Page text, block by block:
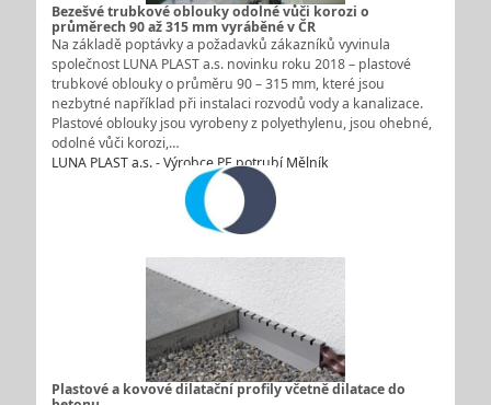
Bezešvé trubkové oblouky odolné vůči korozi o
průměrech 90 až 315 mm vyráběné v ČR
Na základě poptávky a požadavků zákazníků vyvinula
společnost LUNA PLAST a.s. novinku roku 2018 – plastové
trubkové oblouky o průměru 90 – 315 mm, které jsou
nezbytné například při instalaci rozvodů vody a kanalizace.
Plastové oblouky jsou vyrobeny z polyethylenu, jsou ohebné,
odolné vůči korozi,…
LUNA PLAST a.s. - Výrobce PE potrubí Mělník
Plastové a kovové dilatační profily včetně dilatace do